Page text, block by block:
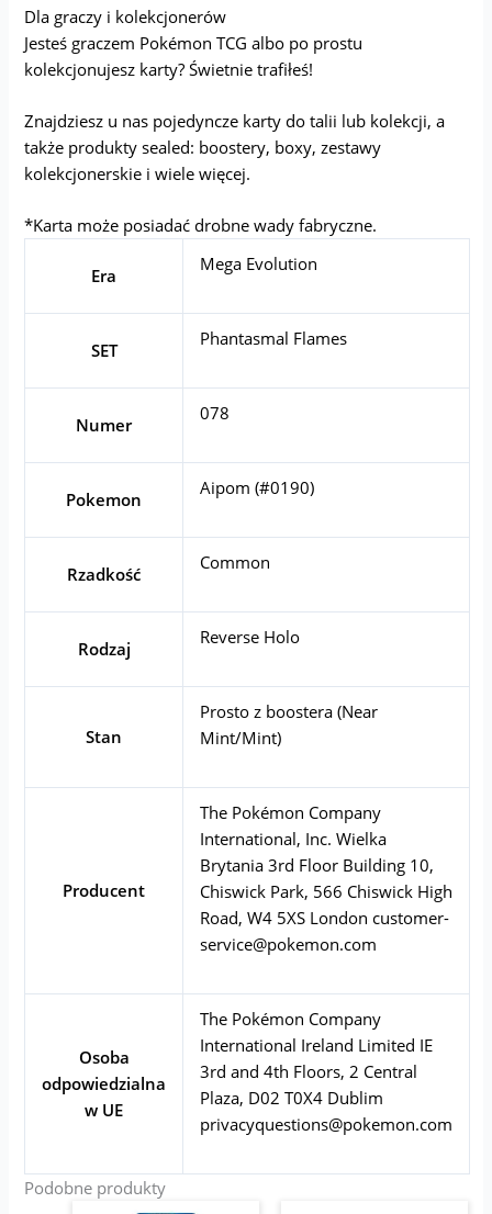
Dla graczy i kolekcjonerów
Jesteś graczem Pokémon TCG albo po prostu
kolekcjonujesz karty? Świetnie trafiłeś!
Znajdziesz u nas pojedyncze karty do talii lub kolekcji, a
także produkty sealed: boostery, boxy, zestawy
kolekcjonerskie i wiele więcej.
*Karta może posiadać drobne wady fabryczne.
Era
Mega Evolution
SET
Phantasmal Flames
Numer
078
Pokemon
Aipom (#0190)
Rzadkość
Common
Rodzaj
Reverse Holo
Stan
Prosto z boostera (Near
Mint/Mint)
Producent
The Pokémon Company
International, Inc. Wielka
Brytania 3rd Floor Building 10,
Chiswick Park, 566 Chiswick High
Road, W4 5XS London customer-
service@pokemon.com
Osoba
odpowiedzialna
w UE
The Pokémon Company
International Ireland Limited IE
3rd and 4th Floors, 2 Central
Plaza, D02 T0X4 Dublim
privacyquestions@pokemon.com
Podobne produkty